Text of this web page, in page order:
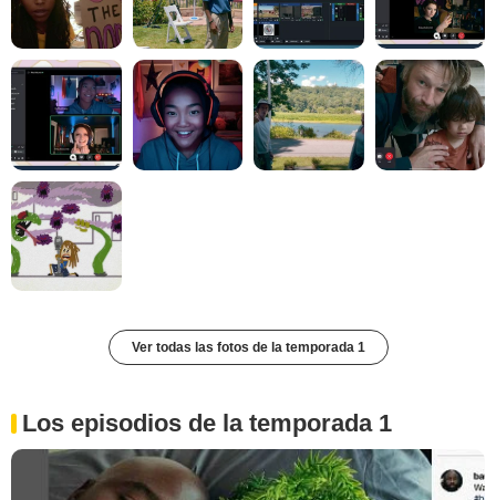
Ver todas las fotos de la temporada 1
Los episodios de la temporada 1